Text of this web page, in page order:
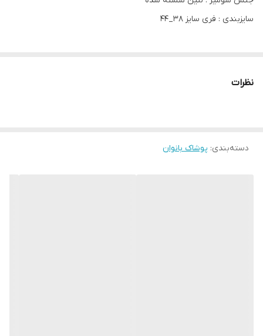
سایزبندی : فری سایز 38_44
نظرات
دسته‌بندی: پوشاک بانوان